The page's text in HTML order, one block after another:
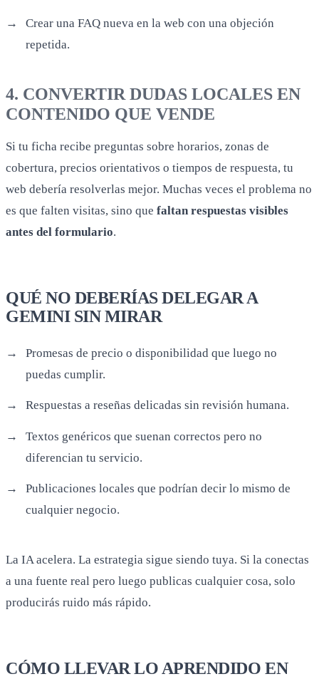
Crear una FAQ nueva en la web con una objeción
repetida.
4. CONVERTIR DUDAS LOCALES EN
CONTENIDO QUE VENDE
Si tu ficha recibe preguntas sobre horarios, zonas de
cobertura, precios orientativos o tiempos de respuesta, tu
web debería resolverlas mejor. Muchas veces el problema no
es que falten visitas, sino que faltan respuestas visibles
antes del formulario.
QUÉ NO DEBERÍAS DELEGAR A
GEMINI SIN MIRAR
Promesas de precio o disponibilidad que luego no
puedas cumplir.
Respuestas a reseñas delicadas sin revisión humana.
Textos genéricos que suenan correctos pero no
diferencian tu servicio.
Publicaciones locales que podrían decir lo mismo de
cualquier negocio.
La IA acelera. La estrategia sigue siendo tuya. Si la conectas
a una fuente real pero luego publicas cualquier cosa, solo
producirás ruido más rápido.
CÓMO LLEVAR LO APRENDIDO EN